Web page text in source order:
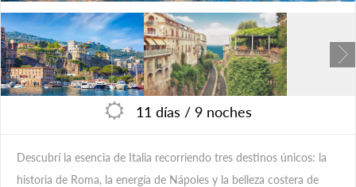
11 días /9 noches
Descubrí la esencia de Italia recorriendo tres destinos únicos: la
historia de Roma, la energía de Nápoles y la belleza costera de